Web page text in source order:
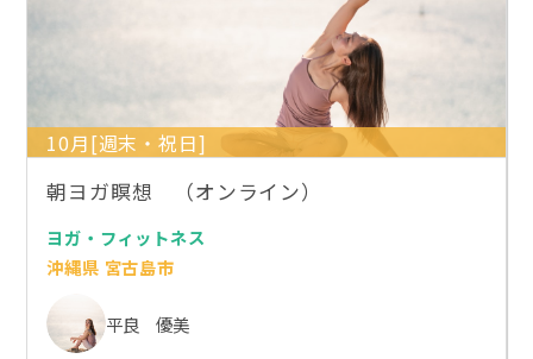
10月[週末・祝日]
朝ヨガ瞑想 （オンライン）
ヨガ・フィットネス
沖縄県 宮古島市
平良 優美